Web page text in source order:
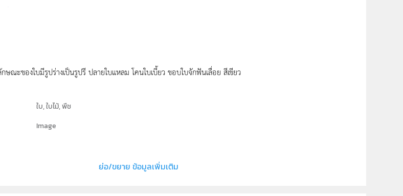
ษณะของใบมีรูปร่างเป็นรูปรี ปลายใบแหลม โคนใบเบี้ยว ขอบใบจักฟันเลื่อย สีเขียว
ใบ, ใบไม้, พืช
Image
สาขาวิทยาศาสตร์ภาคบังคับ สสวท.ย่อ/ขยาย ข้อมูลเพิ่มเติม